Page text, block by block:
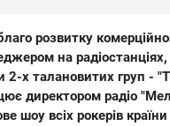
розвитку
на
х талановитих груп -
директором радіо
шоу всіх рокерів